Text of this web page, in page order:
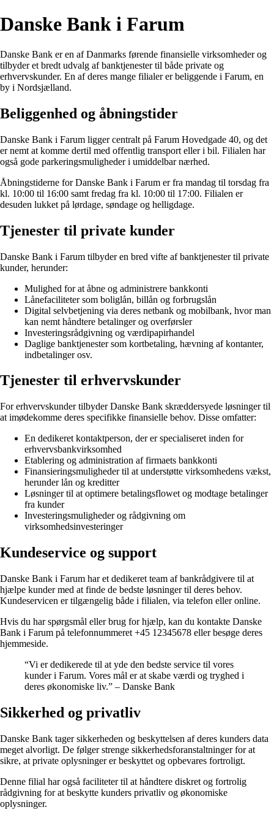
Danske Bank i Farum
Danske Bank er en af Danmarks førende finansielle virksomheder og
tilbyder et bredt udvalg af banktjenester til både private og
erhvervskunder. En af deres mange filialer er beliggende i Farum, en
by i Nordsjælland.
Beliggenhed og åbningstider
Danske Bank i Farum ligger centralt på Farum Hovedgade 40, og det
er nemt at komme dertil med offentlig transport eller i bil. Filialen har
også gode parkeringsmuligheder i umiddelbar nærhed.
Åbningstiderne for Danske Bank i Farum er fra mandag til torsdag fra
kl. 10:00 til 16:00 samt fredag fra kl. 10:00 til 17:00. Filialen er
desuden lukket på lørdage, søndage og helligdage.
Tjenester til private kunder
Danske Bank i Farum tilbyder en bred vifte af banktjenester til private
kunder, herunder:
Mulighed for at åbne og administrere bankkonti
Lånefaciliteter som boliglån, billån og forbrugslån
Digital selvbetjening via deres netbank og mobilbank, hvor man
kan nemt håndtere betalinger og overførsler
Investeringsrådgivning og værdipapirhandel
Daglige banktjenester som kortbetaling, hævning af kontanter,
indbetalinger osv.
Tjenester til erhvervskunder
For erhvervskunder tilbyder Danske Bank skræddersyede løsninger til
at imødekomme deres specifikke finansielle behov. Disse omfatter:
En dedikeret kontaktperson, der er specialiseret inden for
erhvervsbankvirksomhed
Etablering og administration af firmaets bankkonti
Finansieringsmuligheder til at understøtte virksomhedens vækst,
herunder lån og kreditter
Løsninger til at optimere betalingsflowet og modtage betalinger
fra kunder
Investeringsmuligheder og rådgivning om
virksomhedsinvesteringer
Kundeservice og support
Danske Bank i Farum har et dedikeret team af bankrådgivere til at
hjælpe kunder med at finde de bedste løsninger til deres behov.
Kundeservicen er tilgængelig både i filialen, via telefon eller online.
Hvis du har spørgsmål eller brug for hjælp, kan du kontakte Danske
Bank i Farum på telefonnummeret +45 12345678 eller besøge deres
hjemmeside.
“Vi er dedikerede til at yde den bedste service til vores
kunder i Farum. Vores mål er at skabe værdi og tryghed i
deres økonomiske liv.” – Danske Bank
Sikkerhed og privatliv
Danske Bank tager sikkerheden og beskyttelsen af deres kunders data
meget alvorligt. De følger strenge sikkerhedsforanstaltninger for at
sikre, at private oplysninger er beskyttet og opbevares fortroligt.
Denne filial har også faciliteter til at håndtere diskret og fortrolig
rådgivning for at beskytte kunders privatliv og økonomiske
oplysninger.